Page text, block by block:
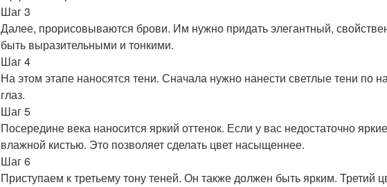
Шаг 3
Далее, прорисовываются брови. Им нужно придать элегантный,
быть выразительными и тонкими.
Шаг 4
На этом этапе наносятся тени. Сначала нужно нанести светлые тени по
глаз.
Шаг 5
Посередине века наносится яркий оттенок. Если у вас недостаточно
влажной кистью. Это позволяет сделать цвет насыщеннее.
Шаг 6
Приступаем к третьему тону теней. Он также должен быть ярким. Третий